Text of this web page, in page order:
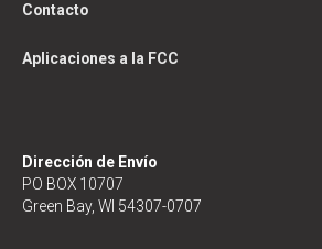
Contacto
Aplicaciones a la FCC
Dirección de Envío
PO BOX 10707
Green Bay, WI 54307-0707